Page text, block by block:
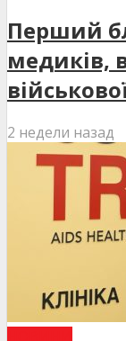
Перший
медиків,
2 недели назад